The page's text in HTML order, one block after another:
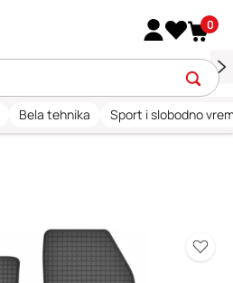
0
Bela tehnika Sport i slobodno